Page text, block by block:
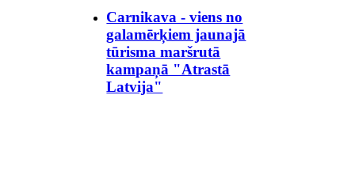
Carnikava - viens no
galamērķiem jaunajā
tūrisma maršrutā
kampaņā "Atrastā
Latvija"